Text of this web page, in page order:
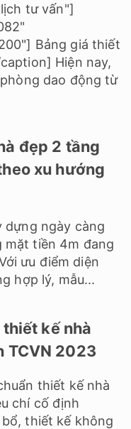
tư vấn"]
Bảng giá thiết
Hiện nay,
dao động từ
đẹp 2 tầng
xu hướng
dựng ngày càng
mặt tiền 4m đang
ưu điểm diện
hợp lý, mẫu...
kế nhà
TCVN 2023
thiết kế nhà
chí cố định
thiết kế không